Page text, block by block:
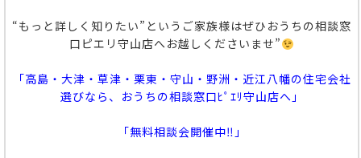
“もっと詳しく知りたい”というご家族様はぜひおうちの相談窓
口ピエリ守山店へお越しくださいませ”
「高島・大津・草津・栗東・守山・野洲・近江八幡の住宅会社
選びなら、おうちの相談窓口ﾋﾟｴﾘ守山店へ」
「無料相談会開催中‼」